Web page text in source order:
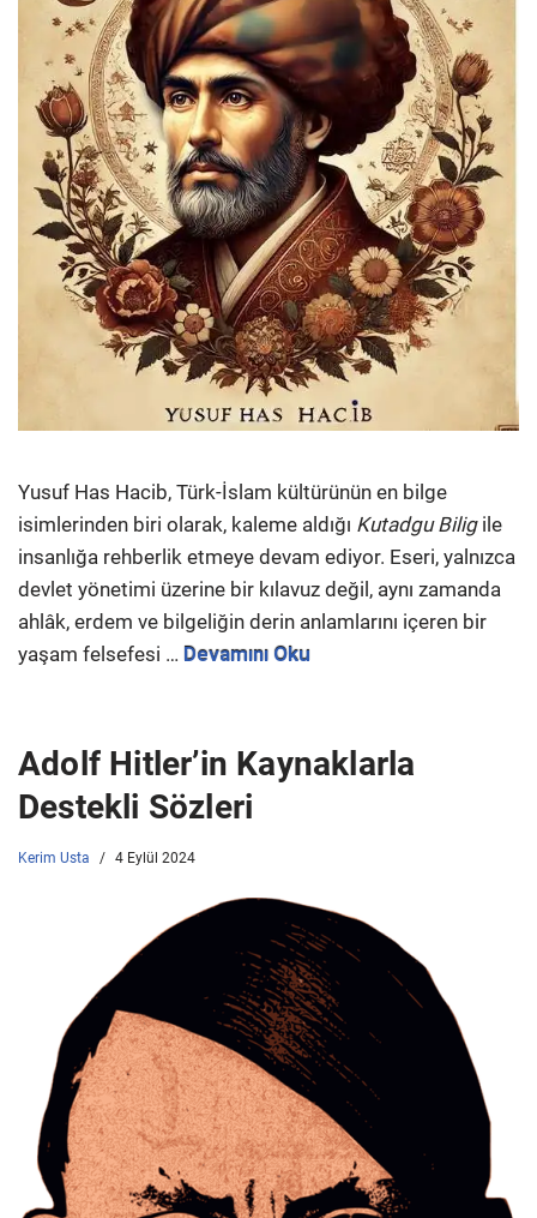
Yusuf Has Hacib, Türk-İslam kültürünün en bilge
isimlerinden biri olarak, kaleme aldığı Kutadgu Biligile
insanlığa rehberlik etmeye devam ediyor. Eseri, yalnızca
devlet yönetimi üzerine bir kılavuz değil, aynı zamanda
ahlâk, erdem ve bilgeliğin derin anlamlarını içeren bir
yaşam felsefesi … Devamını Oku
Adolf Hitler’in Kaynaklarla
Destekli Sözleri
Kerim Usta 4 Eylül 2024